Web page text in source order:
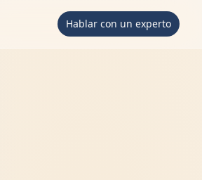
Hablar con un experto